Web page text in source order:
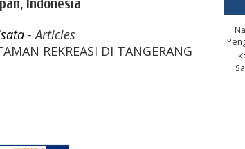
Indonesia
- Articles
REKREASI DI TANGERANG